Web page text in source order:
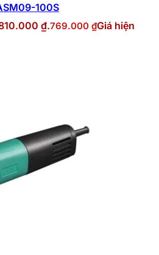
100S
₫.769.000 ₫Giá hiện